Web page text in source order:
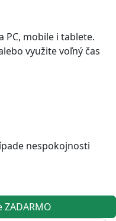
PC, mobile i tablete.
využite voľný čas
nespokojnosti